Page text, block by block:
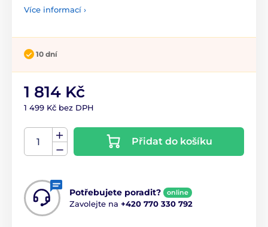
Více informací ›
10 dní
1 814 Kč
1 499 Kč bez DPH
Přidat do košíku
Potřebujete poradit? online
Zavolejte na +420 770 330 792